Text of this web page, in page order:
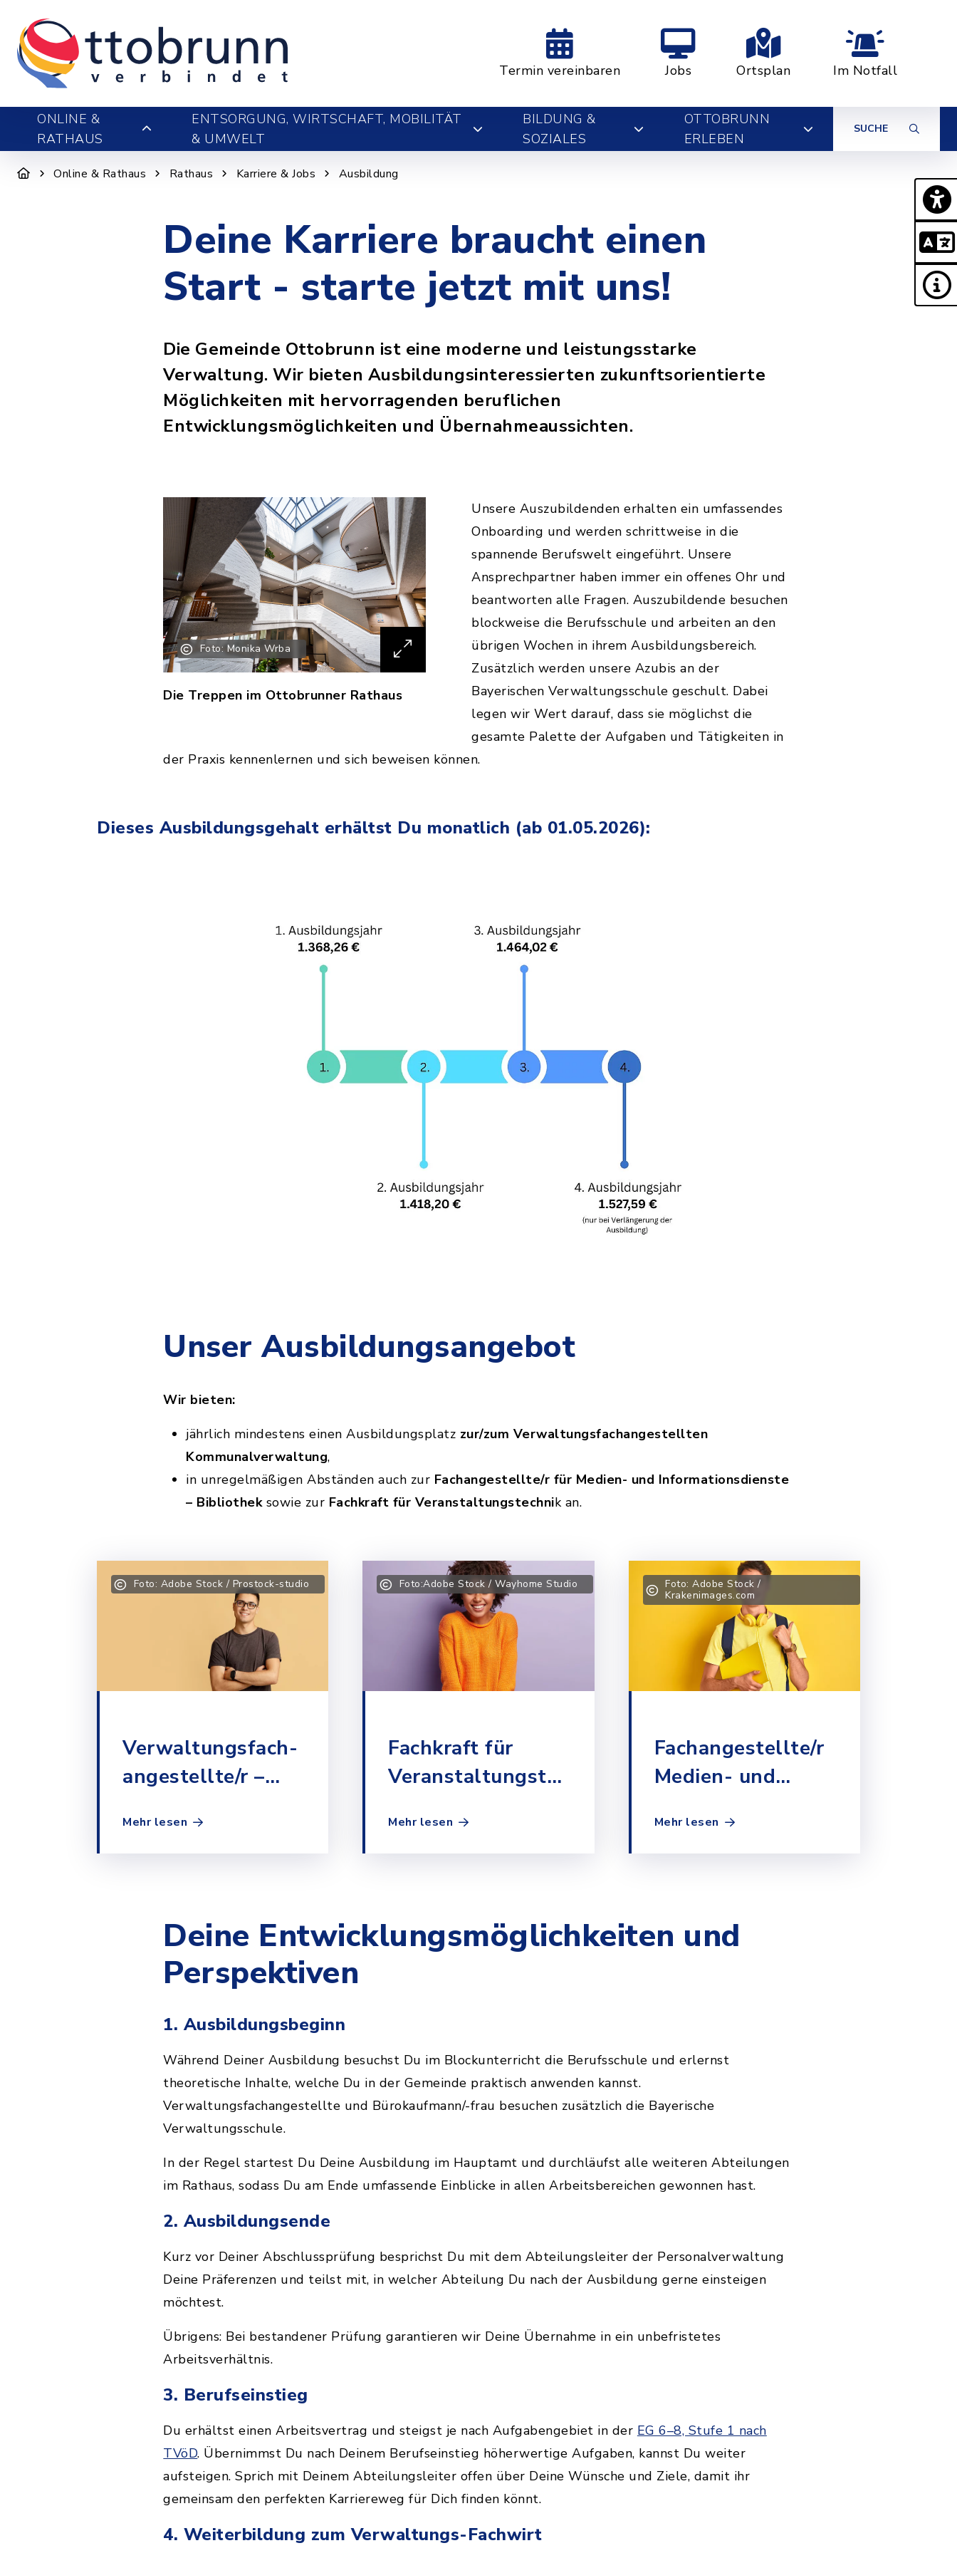
Termin vereinbaren Jobs Ortsplan Im Notfall
ONLINE &
RATHAUS
ENTSORGUNG, WIRTSCHAFT, MOBILITÄT
& UMWELT
BILDUNG &
SOZIALES
OTTOBRUNN
ERLEBEN
SUCHE
Online & Rathaus Rathaus Karriere & Jobs Ausbildung
Deine Karriere braucht einen
Start - starte jetzt mit uns!
Die Gemeinde Ottobrunn ist eine moderne und leistungsstarke
Verwaltung. Wir bieten Ausbildungsinteressierten zukunftsorientierte
Möglichkeiten mit hervorragenden beruflichen
Entwicklungsmöglichkeiten und Übernahmeaussichten.
Foto: Monika Wrba
Die Treppen im Ottobrunner Rathaus
Unsere Auszubildenden erhalten ein umfassendes
Onboarding und werden schrittweise in die
spannende Berufswelt eingeführt. Unsere
Ansprechpartner haben immer ein offenes Ohr und
beantworten alle Fragen. Auszubildende besuchen
blockweise die Berufsschule und arbeiten an den
übrigen Wochen in ihrem Ausbildungsbereich.
Zusätzlich werden unsere Azubis an der
Bayerischen Verwaltungsschule geschult. Dabei
legen wir Wert darauf, dass sie möglichst die
gesamte Palette der Aufgaben und Tätigkeiten in
der Praxis kennenlernen und sich beweisen können.
Dieses Ausbildungsgehalt erhältst Du monatlich (ab 01.05.2026):
Unser Ausbildungsangebot
Wir bieten:
jährlich mindestens einen Ausbildungsplatz zur/zum Verwaltungsfachangestellten
Kommunalverwaltung,
in unregelmäßigen Abständen auch zur Fachangestellte/r für Medien- und Informationsdienste
– Bibliotheksowie zur Fachkraft für Veranstaltungstechnik an.
Foto: Adobe Stock / Prostock-studio
Verwaltungsfach-
angestellte/r –
Mehr lesen
Foto:Adobe Stock / Wayhome Studio
Fachkraft für
Veranstaltungstechnik
Haus
Mehr lesen
Foto: Adobe Stock /
Krakenimages.com
Fachangestellte/r
Medien- und
- Bibliothek
Mehr lesen
Deine Entwicklungsmöglichkeiten und
Perspektiven
1. Ausbildungsbeginn
Während Deiner Ausbildung besuchst Du im Blockunterricht die Berufsschule und erlernst
theoretische Inhalte, welche Du in der Gemeinde praktisch anwenden kannst.
Verwaltungsfachangestellte und Bürokaufmann/-frau besuchen zusätzlich die Bayerische
Verwaltungsschule.
In der Regel startest Du Deine Ausbildung im Hauptamt und durchläufst alle weiteren Abteilungen
im Rathaus, sodass Du am Ende umfassende Einblicke in allen Arbeitsbereichen gewonnen hast.
2. Ausbildungsende
Kurz vor Deiner Abschlussprüfung besprichst Du mit dem Abteilungsleiter der Personalverwaltung
Deine Präferenzen und teilst mit, in welcher Abteilung Du nach der Ausbildung gerne einsteigen
möchtest.
Übrigens: Bei bestandener Prüfung garantieren wir Deine Übernahme in ein unbefristetes
Arbeitsverhältnis.
3. Berufseinstieg
Du erhältst einen Arbeitsvertrag und steigst je nach Aufgabengebiet in der EG 6–8, Stufe 1 nach
TVöD. Übernimmst Du nach Deinem Berufseinstieg höherwertige Aufgaben, kannst Du weiter
aufsteigen. Sprich mit Deinem Abteilungsleiter offen über Deine Wünsche und Ziele, damit ihr
gemeinsam den perfekten Karriereweg für Dich finden könnt.
4. Weiterbildung zum Verwaltungs-Fachwirt